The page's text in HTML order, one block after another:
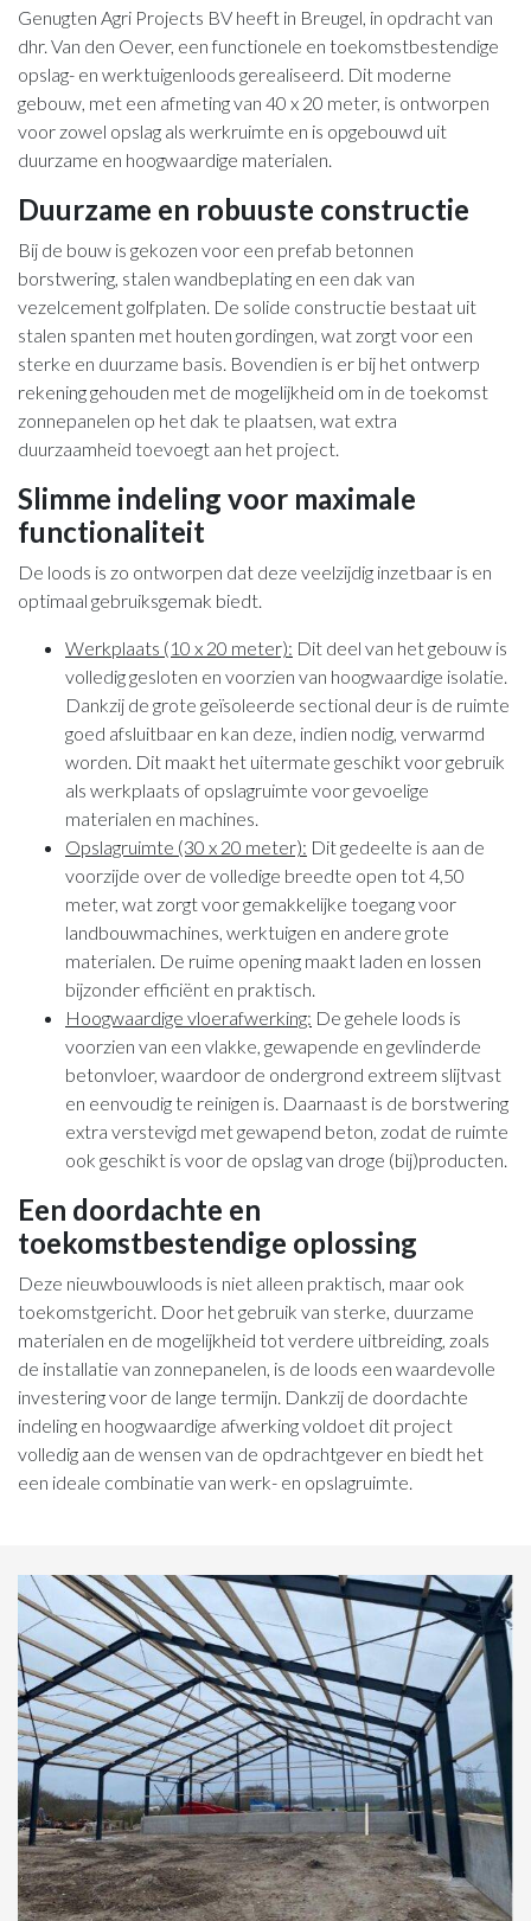
Genugten Agri Projects BV heeft in Breugel, in opdracht van
dhr. Van den Oever, een functionele en toekomstbestendige
opslag- en werktuigenloods gerealiseerd. Dit moderne
gebouw, met een afmeting van 40 x 20 meter, is ontworpen
voor zowel opslag als werkruimte en is opgebouwd uit
duurzame en hoogwaardige materialen.
Duurzame en robuuste constructie
Bij de bouw is gekozen voor een prefab betonnen
borstwering, stalen wandbeplating en een dak van
vezelcement golfplaten. De solide constructie bestaat uit
stalen spanten met houten gordingen, wat zorgt voor een
sterke en duurzame basis. Bovendien is er bij het ontwerp
rekening gehouden met de mogelijkheid om in de toekomst
zonnepanelen op het dak te plaatsen, wat extra
duurzaamheid toevoegt aan het project.
Slimme indeling voor maximale
functionaliteit
De loods is zo ontworpen dat deze veelzijdig inzetbaar is en
optimaal gebruiksgemak biedt.
Werkplaats (10 x 20 meter): Dit deel van het gebouw is
volledig gesloten en voorzien van hoogwaardige isolatie.
Dankzij de grote geïsoleerde sectional deur is de ruimte
goed afsluitbaar en kan deze, indien nodig, verwarmd
worden. Dit maakt het uitermate geschikt voor gebruik
als werkplaats of opslagruimte voor gevoelige
materialen en machines.
Opslagruimte (30 x 20 meter): Dit gedeelte is aan de
voorzijde over de volledige breedte open tot 4,50
meter, wat zorgt voor gemakkelijke toegang voor
landbouwmachines, werktuigen en andere grote
materialen. De ruime opening maakt laden en lossen
bijzonder efficiënt en praktisch.
Hoogwaardige vloerafwerking: De gehele loods is
voorzien van een vlakke, gewapende en gevlinderde
betonvloer, waardoor de ondergrond extreem slijtvast
en eenvoudig te reinigen is. Daarnaast is de borstwering
extra verstevigd met gewapend beton, zodat de ruimte
ook geschikt is voor de opslag van droge (bij)producten.
Een doordachte en
toekomstbestendige oplossing
Deze nieuwbouwloods is niet alleen praktisch, maar ook
toekomstgericht. Door het gebruik van sterke, duurzame
materialen en de mogelijkheid tot verdere uitbreiding, zoals
de installatie van zonnepanelen, is de loods een waardevolle
investering voor de lange termijn. Dankzij de doordachte
indeling en hoogwaardige afwerking voldoet dit project
volledig aan de wensen van de opdrachtgever en biedt het
een ideale combinatie van werk- en opslagruimte.